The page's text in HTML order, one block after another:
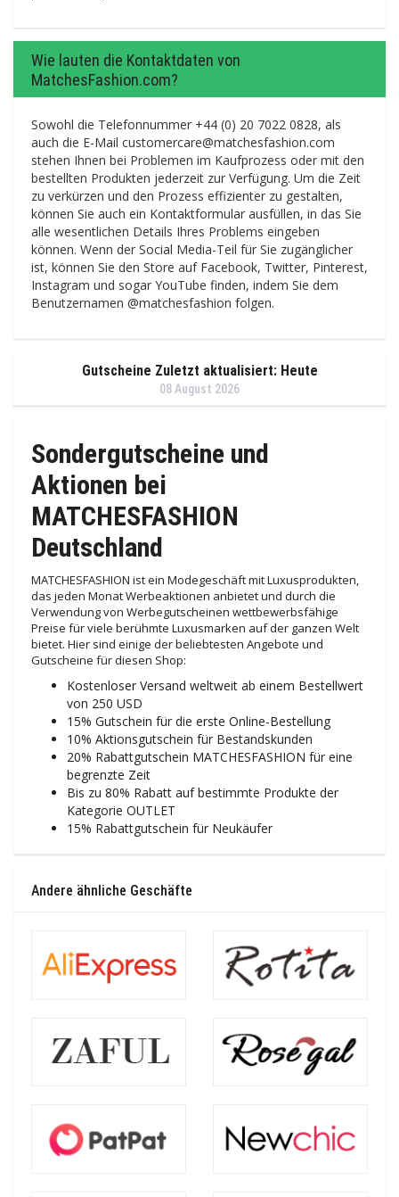
Wie lauten die Kontaktdaten von
MatchesFashion.com?
Sowohl die Telefonnummer +44 (0) 20 7022 0828, als
auch die E-Mail customercare@matchesfashion.com
stehen Ihnen bei Problemen im Kaufprozess oder mit den
bestellten Produkten jederzeit zur Verfügung. Um die Zeit
zu verkürzen und den Prozess effizienter zu gestalten,
können Sie auch ein Kontaktformular ausfüllen, in das Sie
alle wesentlichen Details Ihres Problems eingeben
können. Wenn der Social Media-Teil für Sie zugänglicher
ist, können Sie den Store auf Facebook, Twitter, Pinterest,
Instagram und sogar YouTube finden, indem Sie dem
Benutzernamen @matchesfashion folgen.
Gutscheine Zuletzt aktualisiert: Heute
08 August 2026
Sondergutscheine und
Aktionen bei
MATCHESFASHION
Deutschland
MATCHESFASHION ist ein Modegeschäft mit Luxusprodukten,
das jeden Monat Werbeaktionen anbietet und durch die
Verwendung von Werbegutscheinen wettbewerbsfähige
Preise für viele berühmte Luxusmarken auf der ganzen Welt
bietet. Hier sind einige der beliebtesten Angebote und
Gutscheine für diesen Shop:
Kostenloser Versand weltweit ab einem Bestellwert
von 250 USD
15% Gutschein für die erste Online-Bestellung
10% Aktionsgutschein für Bestandskunden
20% Rabattgutschein MATCHESFASHION für eine
begrenzte Zeit
Bis zu 80% Rabatt auf bestimmte Produkte der
Kategorie OUTLET
15% Rabattgutschein für Neukäufer
Andere ähnliche Geschäfte